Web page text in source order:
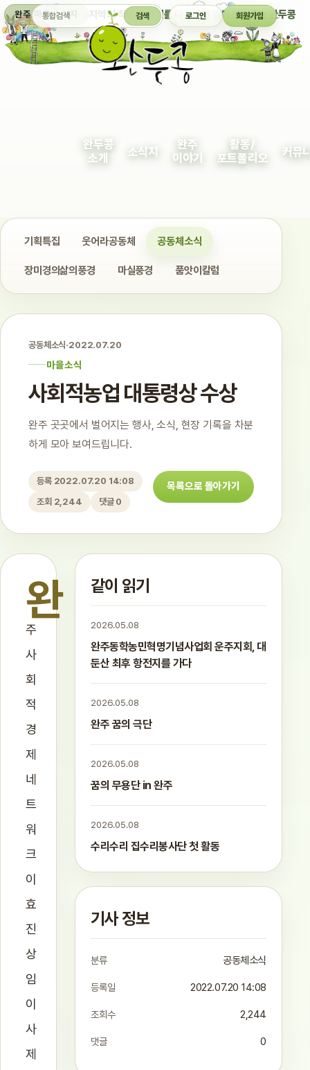
완주 마을 소식지 지역의 작은 이야기를 다정하게 엮어 보여주는 완두콩
통합검색 검색 로그인 회원가입
완두콩
소개
소식지
완주
이야기
활동/
포트폴리오
커뮤
기획특집 웃어라공동체 공동체소식
장미경의삶의풍경 마실풍경 품앗이칼럼
공동체소식·2022.07.20
마을소식
사회적농업 대통령상 수상
완주 곳곳에서 벌어지는 행사, 소식, 현장 기록을 차분
하게 모아 보여드립니다.
등록 2022.07.20 14:08
조회 2,244
댓글 0
목록으로 돌아가기
완
주
사
회
적
경
제
네
트
워
크
이
효
진
상
임
이
사
제
같이 읽기
2026.05.08
완주동학농민혁명기념사업회 운주지회, 대
둔산 최후 항전지를 가다
2026.05.08
완주 꿈의 극단
2026.05.08
꿈의 무용단 in 완주
2026.05.08
수리수리 집수리봉사단 첫 활동
기사 정보
분류 공동체소식
등록일 2022.07.20 14:08
조회수 2,244
댓글 0